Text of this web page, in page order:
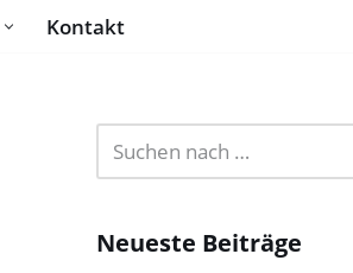
Kontakt
Neueste Beiträge